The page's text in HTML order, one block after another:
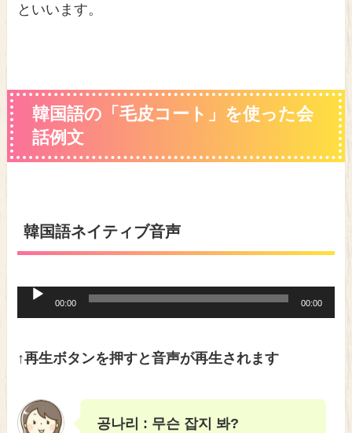
といいます。
韓国語の「毛皮コート」を使った会
話例文
韓国語ネイティブ音声
声
プ
ー
ヤ
00:00 00:00
↑再生ボタンを押すと音声が再生されます
공나리 : 무슨 잡지 봐?